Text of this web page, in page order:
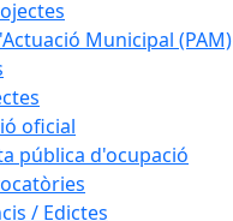
Municipal (PAM)
oficial
pública d'ocupació
/ Edictes